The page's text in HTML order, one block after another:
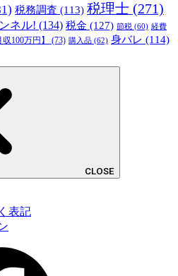
税務調査 (113) 税理士 (271)
ネル! (134) 税金 (127) 節税 (60) 経費
100万円】 (73) 購入品 (62) 身バレ (114)
CLOSE
表記